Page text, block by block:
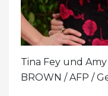
Tina Fey und Amy
BROWN / AFP /